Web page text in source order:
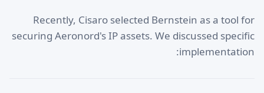
Recently, Cisaro selected Bernstein as a tool for
securing Aeronord's IP assets. We discussed specific
implementation: